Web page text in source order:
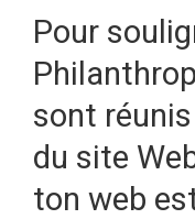
Pour
sont
du site
ton web